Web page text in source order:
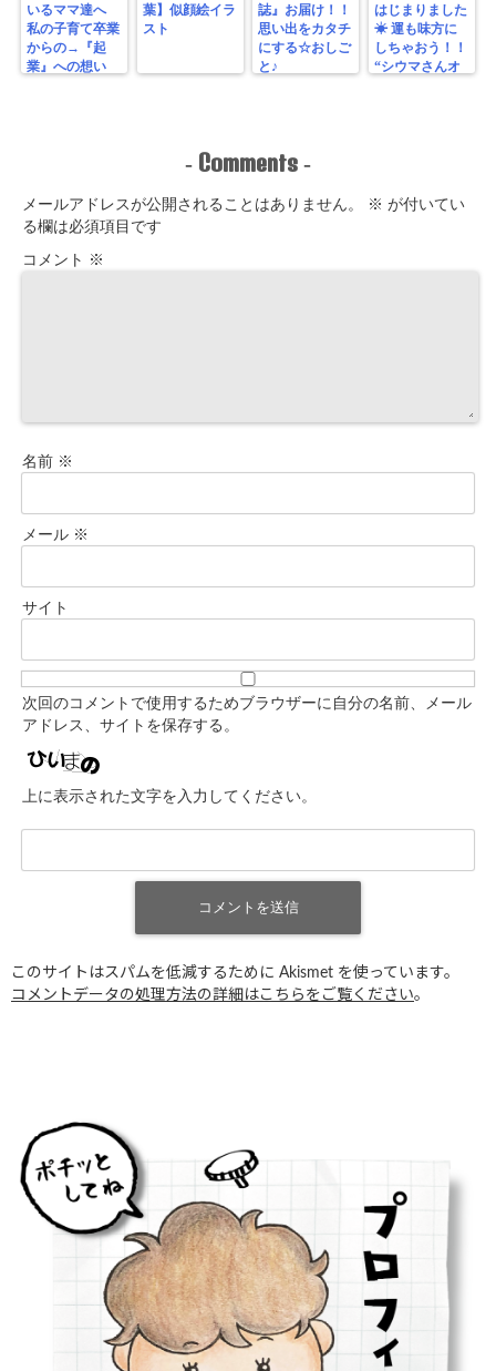
いるママ達へ
私の子育て卒業
からの→『起
業』への想い
葉】似顔絵イラ
スト
誌』お届け！！
思い出をカタチ
にする☆おしご
と♪
はじまりました
☀︎ 運も味方に
しちゃおう！！
“シウマさんオ
- Comments -
メールアドレスが公開されることはありません。 ※ が付いてい
る欄は必須項目です
コメント ※
名前 ※
メール ※
サイト
次回のコメントで使用するためブラウザーに自分の名前、メール
アドレス、サイトを保存する。
上に表示された文字を入力してください。
このサイトはスパムを低減するために Akismet を使っています。
コメントデータの処理方法の詳細はこちらをご覧ください。